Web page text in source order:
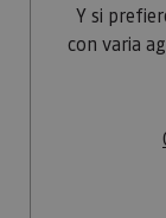
Y si
con varia